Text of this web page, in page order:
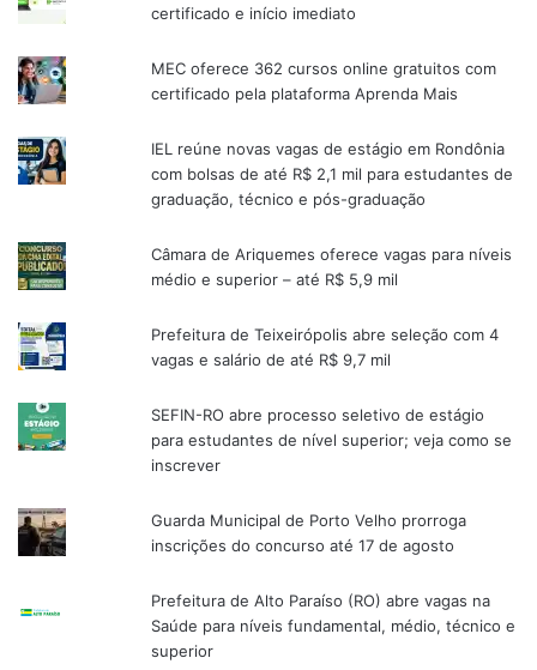
certificado e início imediato
MEC oferece 362 cursos online gratuitos com
certificado pela plataforma Aprenda Mais
IEL reúne novas vagas de estágio em Rondônia
com bolsas de até R$ 2,1 mil para estudantes de
graduação, técnico e pós-graduação
Câmara de Ariquemes oferece vagas para níveis
médio e superior – até R$ 5,9 mil
Prefeitura de Teixeirópolis abre seleção com 4
vagas e salário de até R$ 9,7 mil
SEFIN-RO abre processo seletivo de estágio
para estudantes de nível superior; veja como se
inscrever
Guarda Municipal de Porto Velho prorroga
inscrições do concurso até 17 de agosto
Prefeitura de Alto Paraíso (RO) abre vagas na
Saúde para níveis fundamental, médio, técnico e
superior